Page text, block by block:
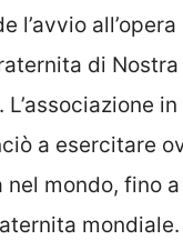
l’avvio
di Nostra
a esercitare
nel mondo, fino
mondiale.